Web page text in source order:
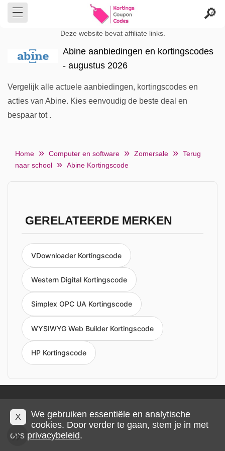
Deze website bevat affiliate links.
Abine aanbiedingen en kortingscodes
- augustus 2026
Vergelijk alle actuele aanbiedingen, kortingscodes en
acties van Abine. Kies eenvoudig de beste deal en
bespaar tot .
Home Computer en software Zomersale
Terug
naar school
Abine Kortingscode
GERELATEERDE MERKEN
VDownloader Kortingscode
Western Digital Kortingscode
Simplex OPC UA Kortingscode
WYSIWYG Web Builder Kortingscode
HP Kortingscode
© 2026 IMP Multimedia GmbH
X
We gebruiken essentiële en analytische
cookies. Door verder te gaan, stem je in met
ons privacybeleid.